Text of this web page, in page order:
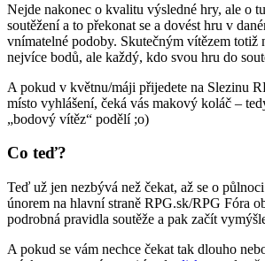
Nejde nakonec o kvalitu výsledné hry, ale o
soutěžení a to překonat se a dovést hru v
vnímatelné podoby. Skutečným vítězem totiž
nejvíce bodů, ale každý, kdo svou hru do
A pokud v květnu/máji přijedete na Slezinu
místo vyhlášení, čeká vás makový koláč –
„bodový vítěz“ podělí ;o)
Co teď?
Teď už jen nezbývá než čekat, až se o
únorem na hlavní straně RPG.sk/RPG Fóra
podrobná pravidla soutěže a pak začít
A pokud se vám nechce čekat tak dlouho